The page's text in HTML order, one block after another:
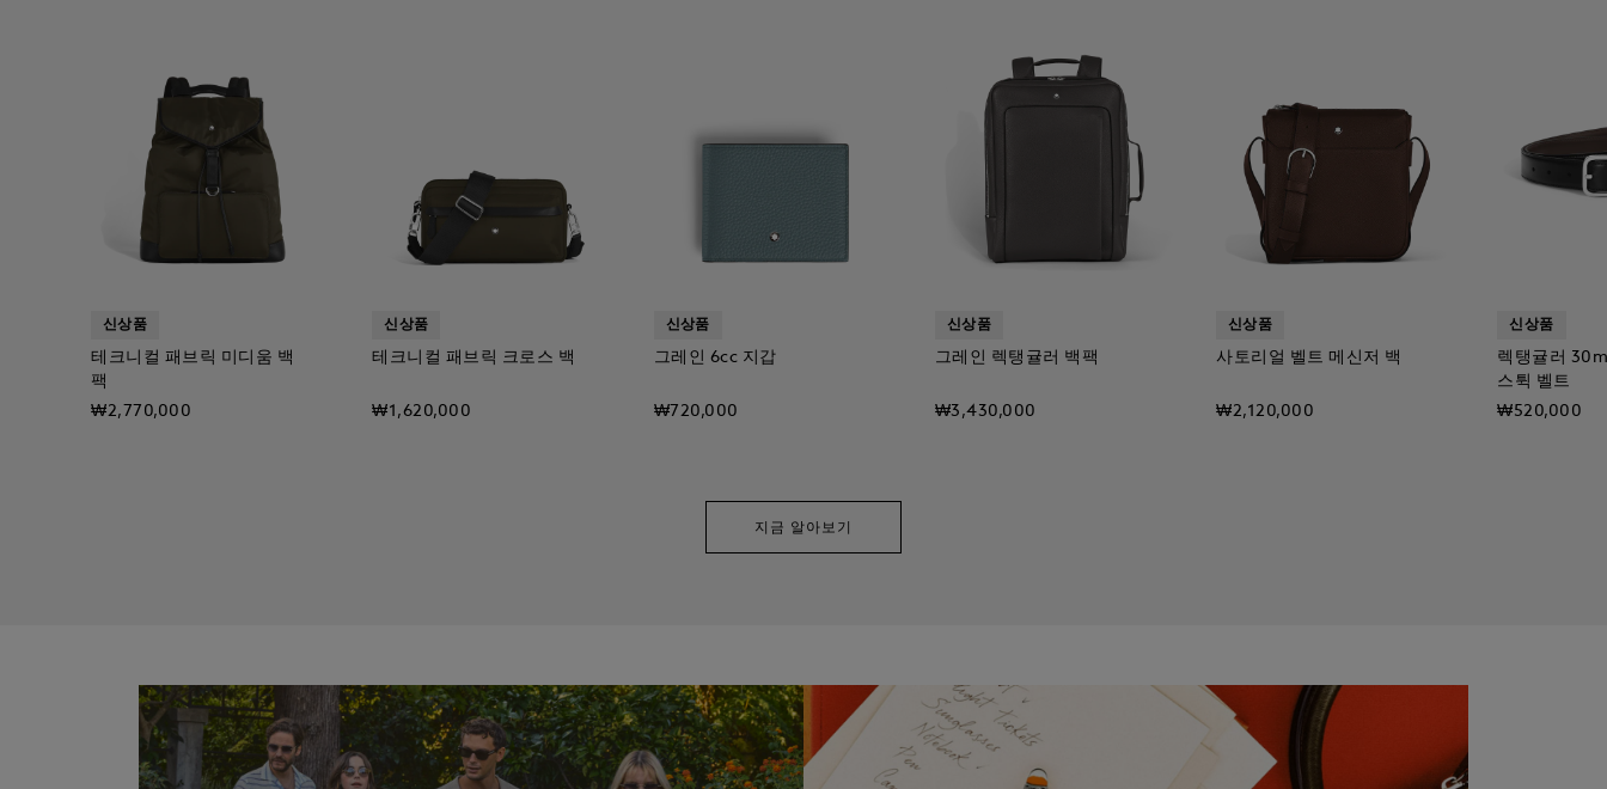
신상품
테크니컬 패브릭 미디움 백
팩
₩2,770,000
신상품
테크니컬 패브릭 크로스 백
₩1,620,000
신상품
그레인 6cc 지갑
₩720,000
신상품
그레인 렉탱귤러 백팩
₩3,430,000
신상품
사토리얼 벨트 메신저 백
₩2,120,000
신상품
렉탱귤러
스튁 벨트
₩520,000
지금 알아보기